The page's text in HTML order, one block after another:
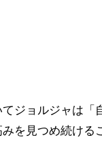
ジョルジャは「
を見つめ続ける